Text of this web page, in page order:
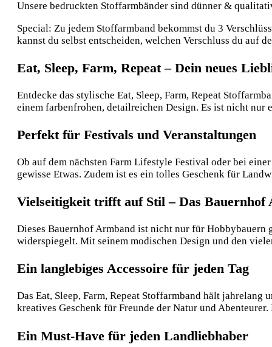
Unsere bedruckten Stoffarmbänder sind dünner &
Special: Zu jedem Stoffarmband bekommst du 3
kannst du selbst entscheiden, welchen Verschluss du auf
Eat, Sleep, Farm, Repeat – Dein neues
Entdecke das stylische Eat, Sleep, Farm, Repeat
einem farbenfrohen, detailreichen Design. Es ist nicht nur
Perfekt für Festivals und Veranstaltungen
Ob auf dem nächsten Farm Lifestyle Festival oder bei
gewisse Etwas. Zudem ist es ein tolles Geschenk für
Vielseitigkeit trifft auf Stil – Das Bauernhof
Dieses Bauernhof Armband ist nicht nur für Hobbybauern
widerspiegelt. Mit seinem modischen Design und den
Ein langlebiges Accessoire für jeden Tag
Das Eat, Sleep, Farm, Repeat Stoffarmband hält
kreatives Geschenk für Freunde der Natur und
Ein Must-Have für jeden Landliebhaber